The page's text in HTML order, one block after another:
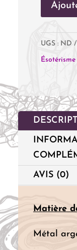
Bijou
téléphone
"Howlite
Cerisier"
UGS : ND
Ésotérisme
AVIS (0)
Matière
Métal